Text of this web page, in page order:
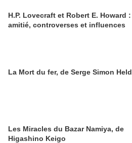
H.P. Lovecraft et Robert E. Howard :
amitié, controverses et influences
La Mort du fer, de Serge Simon Held
Les Miracles du Bazar Namiya, de
Higashino Keigo